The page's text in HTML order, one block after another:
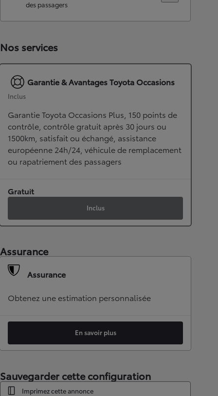
des passagers
Nos services
Garantie & Avantages Toyota Occasions
Inclus
Garantie Toyota Occasions Plus, 150 points de
contrôle, contrôle gratuit après 30 jours ou
1500km, satisfait ou échangé, assistance
européenne 24h/24, véhicule de remplacement
ou rapatriement des passagers
Gratuit
Inclus
Assurance
Assurance
Obtenez une estimation personnalisée
En savoir plus
Sauvegarder cette configuration
Imprimez cette annonce